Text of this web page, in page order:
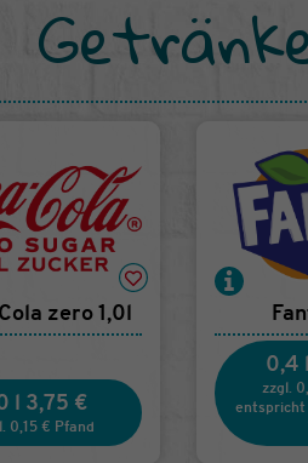
zero 1,0l
l 3,75 €
0,15 € Pfand
0,4 l
zzgl.
entspricht